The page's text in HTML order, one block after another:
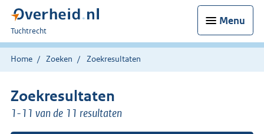
Menu
U
bent
hier:
Tuchtrecht
Home Zoeken Zoekresultaten
Zoekresultaten
1-11 van de 11 resultaten